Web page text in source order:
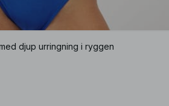
djup urringning i ryggen